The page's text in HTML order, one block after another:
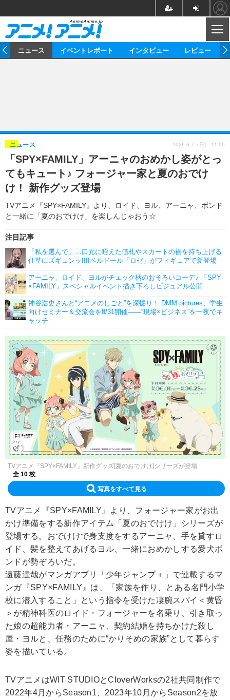
ゲーム グッズ
イベント 海外
海外イベント ビジネス
俳優・タレント アーティスト
ビジネス
アニメ 実写
書評 イベント
ゲーム 座談会
動画
アニメ
アニメ！アニメ！TV ABEMA Cafe
連載・コラム
ニュース イベントレポート インタビュー レビュー
「SPY×FAMILY」アーニャのおめかし姿がとっ
てもキュート♪ フォージャー家と夏のおでけ
け！ 新作グッズ登場
TVアニメ『SPY×FAMILY』より、ロイド、ヨル、アーニャ、ボンド
と一緒に「夏のおでけけ」を楽しんじゃおう☆
ニュース
注目記事
「私を選んで」…口元に咥えた値札やスカートの裾を持ち上げる
仕草にズギュンッ!!!!ベルドール「ロゼ」がフィギュアで新登場
アーニャ、ロイド、ヨルがチェック柄のおそろいコーデ♪ 「SPY
×FAMILY」スペシャルイベント描き下ろしビジュアル公開
神谷浩史さんと“アニメのしごと”を深掘り！ DMM pictures、学生
向けセミナー＆交流会を8/31開催――“現場×ビジネス”を一夜でキ
ャッチ
2026.6.7（日） 11:00
TVアニメ『SPY×FAMILY』新作グッズ[夏のおでけけ]シリーズが登場
全 10 枚
写真をすべて見る
TVアニメ『SPY×FAMILY』より、フォージャー家がお出
かけ準備をする新作アイテム「夏のおでけけ」シリーズが
登場する。おでけけで身支度をするアーニャ、手を貸すロ
イド、髪を整えてあげるヨル、一緒におめかしする愛犬ボ
ンドが勢ぞろいだ。
遠藤達哉がマンガアプリ「少年ジャンプ＋」で連載するマ
ンガ『SPY×FAMILY』は、「家族を作り、とある名門小学
校に潜入すること」という指令を受けた凄腕スパイ＜黄昏
＞が精神科医のロイド・フォージャーを名乗り、引き取っ
た娘の超能力者・アーニャ、契約結婚を持ちかけた殺し
屋・ヨルと、任務のために“かりそめの家族”として暮らす
姿を描いている。
TVアニメはWIT STUDIOとCloverWorksの2社共同制作で
2022年4月からSeason1、 2023年10月からSeason2を放